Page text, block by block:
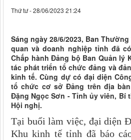
Thứ tư - 28/06/2023 21:24
Sáng ngày 28/6/2023, Ban
quan và doanh nghiệp tỉnh đã
Chấp hành Đảng bộ Ban Quản lý
tác phát triển tổ chức đảng và
kinh tế. Cùng dự có đại diện
tổ chức cơ sở Đảng trên địa
Đặng Ngọc Sơn - Tỉnh ủy viên, Bí
Hội nghị.
Tại buổi làm việc, đại diện
Khu kinh tế tỉnh đã báo